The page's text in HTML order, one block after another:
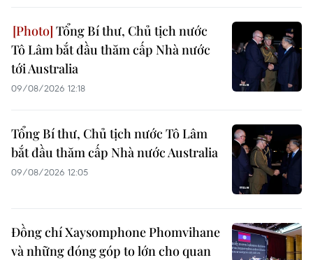
Tổng Bí thư, Chủ tịch nước
Tô Lâm bắt đầu thăm cấp Nhà nước
tới Australia
09/08/2026 12:18
Tổng Bí thư, Chủ tịch nước Tô Lâm
bắt đầu thăm cấp Nhà nước Australia
09/08/2026 12:05
Đồng chí Xaysomphone Phomvihane
và những đóng góp to lớn cho quan